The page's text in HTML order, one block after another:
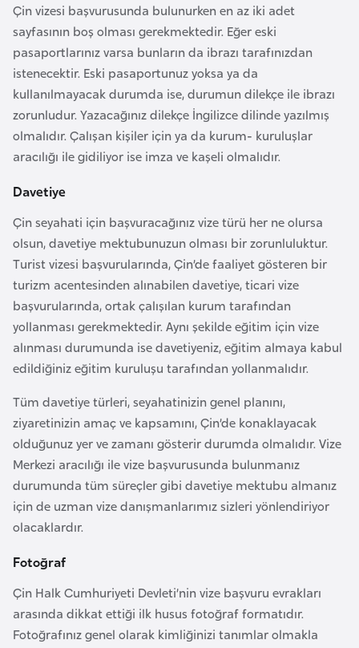
Çin vizesi başvurusunda bulunurken en az iki adet
sayfasının boş olması gerekmektedir. Eğer eski
pasaportlarınız varsa bunların da ibrazı tarafınızdan
istenecektir. Eski pasaportunuz yoksa ya da
kullanılmayacak durumda ise, durumun dilekçe ile ibrazı
zorunludur. Yazacağınız dilekçe İngilizce dilinde yazılmış
olmalıdır. Çalışan kişiler için ya da kurum- kuruluşlar
aracılığı ile gidiliyor ise imza ve kaşeli olmalıdır.
Davetiye
Çin seyahati için başvuracağınız vize türü her ne olursa
olsun, davetiye mektubunuzun olması bir zorunluluktur.
Turist vizesi başvurularında, Çin’de faaliyet gösteren bir
turizm acentesinden alınabilen davetiye, ticari vize
başvurularında, ortak çalışılan kurum tarafından
yollanması gerekmektedir. Aynı şekilde eğitim için vize
alınması durumunda ise davetiyeniz, eğitim almaya kabul
edildiğiniz eğitim kuruluşu tarafından yollanmalıdır.
Tüm davetiye türleri, seyahatinizin genel planını,
ziyaretinizin amaç ve kapsamını, Çin’de konaklayacak
olduğunuz yer ve zamanı gösterir durumda olmalıdır. Vize
Merkezi aracılığı ile vize başvurusunda bulunmanız
durumunda tüm süreçler gibi davetiye mektubu almanız
için de uzman vize danışmanlarımız sizleri yönlendiriyor
olacaklardır.
Fotoğraf
Çin Halk Cumhuriyeti Devleti’nin vize başvuru evrakları
arasında dikkat ettiği ilk husus fotoğraf formatıdır.
Fotoğrafınız genel olarak kimliğinizi tanımlar olmakla
a
G
a
b
o
G
a
m
b
i
y
a
n
G
i
e
B
i
s